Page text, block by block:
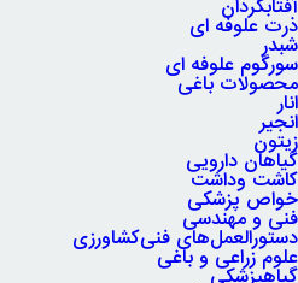
آفتابگردان
ذرت علوفه ای
شبدر
سورگوم علوفه ای
محصولات باغی
انار
انجیر
زیتون
گیاهان دارویی
کاشت وداشت
خواص پزشکی
فنی و مهندسی
دستورالعمل‌های فنی‌کشاورزی
علوم زراعی و باغی